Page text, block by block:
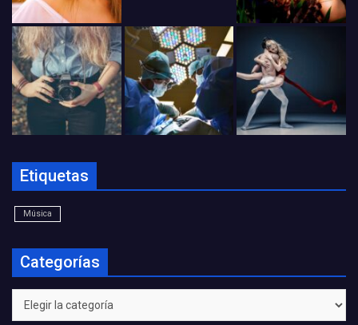
Etiquetas
Música
Categorías
Categorías